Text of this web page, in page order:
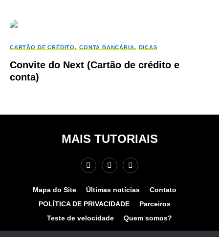
CARTÃO DE CRÉDITO CONTA BANCÁRIA DICAS
Convite do Next (Cartão de crédito e
conta)
MAIS TUTORIAIS
Mapa do Site Últimas notícias
Contato
POLÍTICA DE PRIVACIDADE
Parceiros
Teste de velocidade
Quem somos?